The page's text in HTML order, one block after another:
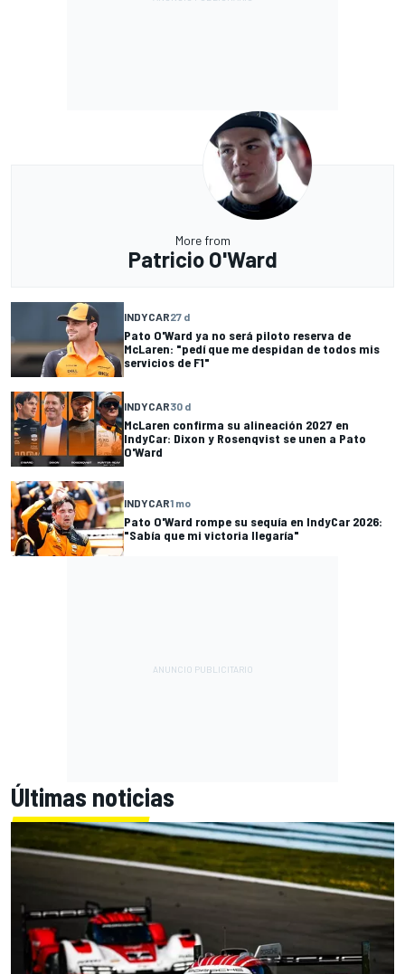
More from
Patricio O'Ward
INDYCAR27 d
Pato O'Ward ya no será piloto reserva de
McLaren: "pedí que me despidan de todos mis
servicios de F1"
INDYCAR30 d
McLaren confirma su alineación 2027 en
IndyCar: Dixon y Rosenqvist se unen a Pato
O'Ward
INDYCAR1 mo
Pato O'Ward rompe su sequía en IndyCar 2026:
"Sabía que mi victoria llegaría"
Últimas noticias